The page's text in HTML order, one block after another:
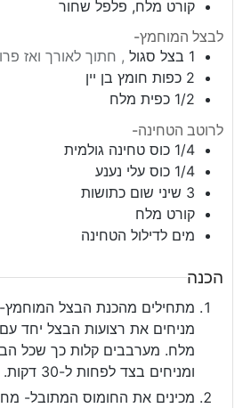
קורט מלח, פלפל שחור
לבצל המוחמץ-
1 בצל סגול , חתוך לאורך ואז
2 כפות חומץ בן יין
1/2 כפית מלח
לרוטב הטחינה-
1/4 כוס טחינה גולמית
1/4 כוס עלי נענע
3 שיני שום כתושות
קורט מלח
מים לדילול הטחינה
הכנה
מתחילים מהכנת הבצל
מניחים את רצועות הבצל יחד עם
מלח. מערבבים קלות כך שכל
ומניחים בצד לפחות ל-30 דקות.